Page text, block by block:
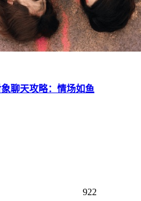
聊天攻略：情场如鱼
922